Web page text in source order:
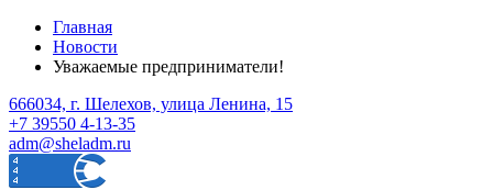
Главная
Новости
Уважаемые предприниматели!
666034, г. Шелехов, улица Ленина, 15
+7 39550 4-13-35
adm@sheladm.ru